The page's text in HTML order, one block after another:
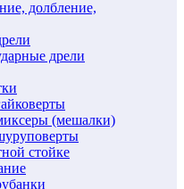
долбление,
дрели
(мешалки)
стойке